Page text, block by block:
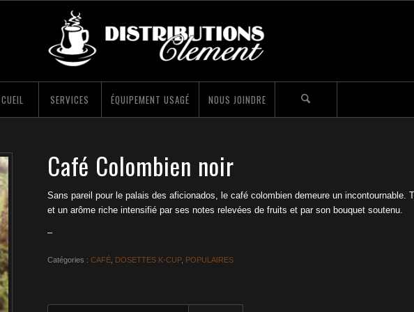
SERVICES ÉQUIPEMENT USAGÉ NOUS JOINDRE
Café Colombien noir
Sans pareil pour le palais des aficionados, le café colombien demeure un incontournable.
et un arôme riche intensifié par ses notes relevées de fruits et par son bouquet soutenu.
–
Catégories :CAFÉ DOSETTES K-CUP, POPULAIRES